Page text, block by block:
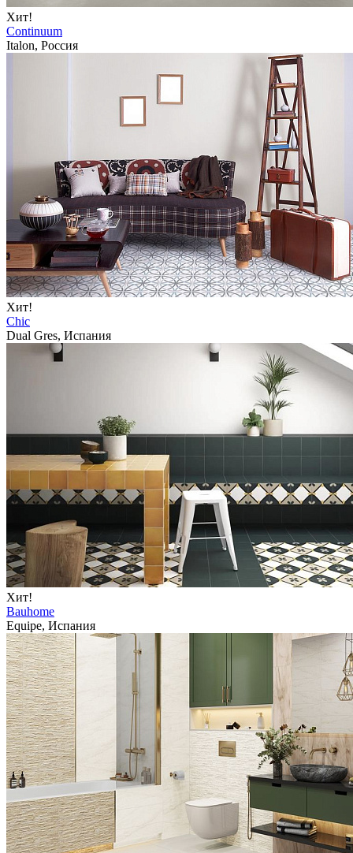
Хит!
Continuum
Italon, Россия
Хит!
Chic
Dual Gres, Испания
Хит!
Bauhome
Equipe, Испания